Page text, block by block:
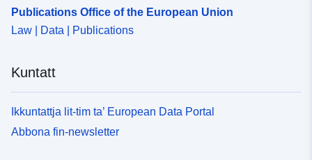
Publications Office of the European Union
Law | Data | Publications
Kuntatt
Ikkuntattja lit-tim ta’ European Data Portal
Abbona fin-newsletter